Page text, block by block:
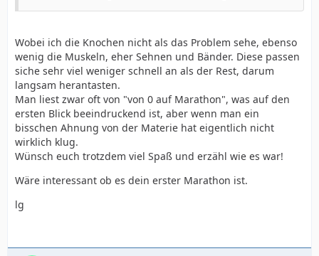
Wobei ich die Knochen nicht als das Problem sehe, ebenso
wenig die Muskeln, eher Sehnen und Bänder. Diese passen
siche sehr viel weniger schnell an als der Rest, darum
langsam herantasten.
Man liest zwar oft von "von 0 auf Marathon", was auf den
ersten Blick beeindruckend ist, aber wenn man ein
bisschen Ahnung von der Materie hat eigentlich nicht
wirklich klug.
Wünsch euch trotzdem viel Spaß und erzähl wie es war!
Wäre interessant ob es dein erster Marathon ist.
lg